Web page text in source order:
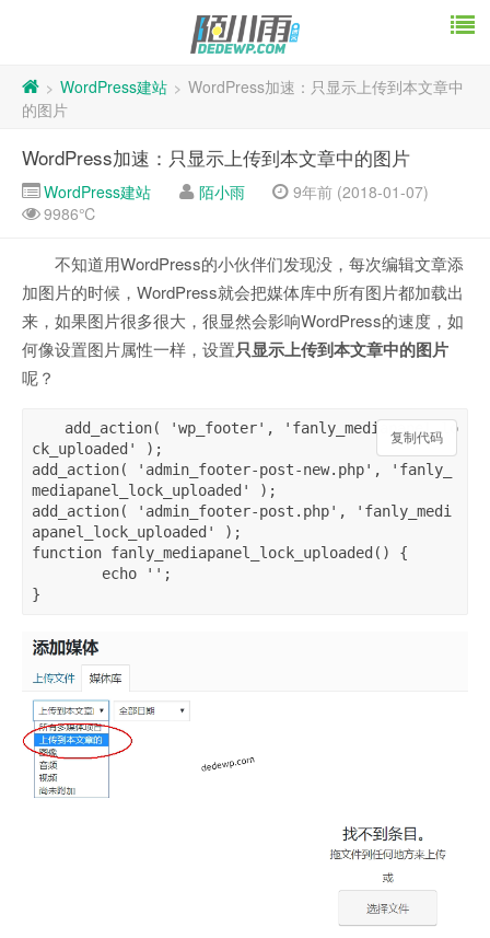
> WordPress建站 > WordPress加速：只显示上传到本文章中
的图片
WordPress加速：只显示上传到本文章中的图片
WordPress建站 陌小雨
9年前 (2018-01-07)
9986℃
不知道用WordPress的小伙伴们发现没，每次编辑文章添
加图片的时候，WordPress就会把媒体库中所有图片都加载出
来，如果图片很多很大，很显然会影响WordPress的速度，如
何像设置图片属性一样，设置只显示上传到本文章中的图片
呢？
复制代码
复制代码
add_action( 'wp_footer', 'fanly_mediapanel_lo
ck_uploaded' );
add_action( 'admin_footer-post-new.php', 'fanly_
mediapanel_lock_uploaded' );
add_action( 'admin_footer-post.php', 'fanly_medi
apanel_lock_uploaded' );
function fanly_mediapanel_lock_uploaded() {
	echo '
';